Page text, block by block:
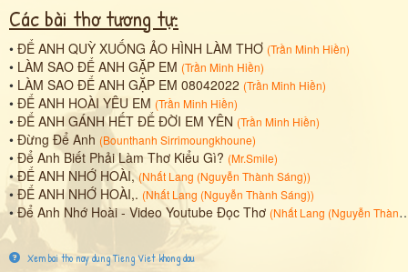
Các bài thơ tương tự:
• ĐỂ ANH QUỲ XUỐNG ẢO HÌNH LÀM THƠ (Trần Minh Hiền)
• LÀM SAO ĐỂ ANH GẶP EM (Trần Minh Hiền)
• LÀM SAO ĐỂ ANH GẶP EM 08042022 (Trần Minh Hiền)
• ĐỂ ANH HOÀI YÊU EM (Trần Minh Hiền)
• ĐỂ ANH GÁNH HẾT ĐỂ ĐỜI EM YÊN (Trần Minh Hiền)
• Đừng Để Anh (Bounthanh Sirrimoungkhoune)
• Để Anh Biết Phải Làm Thơ Kiểu Gì? (Mr.Smile)
•ĐỂ ANH NHỚ HOÀI, (Nhất Lang (Nguyễn Thành Sáng))
• ĐỂ ANH NHỚ HOÀI,. (Nhất Lang (Nguyễn Thành Sáng))
•Để Anh Nhớ Hoài - Video Youtube Đọc Thơ (Nhất Lang (Nguyễn Thành Sáng)
Xem bai tho nay dung Tieng Viet khong dau